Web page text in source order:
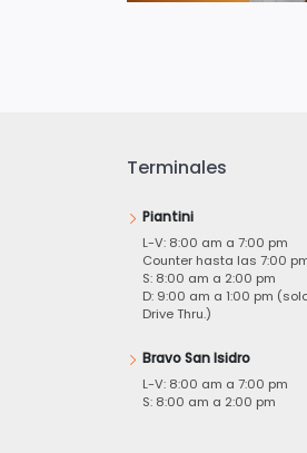
Terminales
Piantini
L-V: 8:00 am a 7:00 pm
Counter hasta las 7:00
S: 8:00 am a 2:00 pm
D: 9:00 am a 1:00 pm
Drive Thru.)
Bravo San Isidro
L-V: 8:00 am a 7:00 pm
S: 8:00 am a 2:00 pm